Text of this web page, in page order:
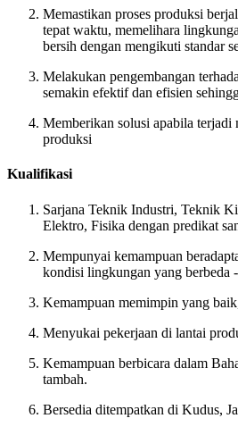
Memastikan proses produksi
tepat waktu, memelihara
bersih dengan mengikuti standar
Melakukan pengembangan
semakin efektif dan efisien
Memberikan solusi apabila terjadi
produksi
Kualifikasi
Sarjana Teknik Industri, Teknik
Elektro, Fisika dengan predikat
Mempunyai kemampuan
kondisi lingkungan yang berbeda
Kemampuan memimpin yang
Menyukai pekerjaan di lantai
Kemampuan berbicara dalam
tambah.
Bersedia ditempatkan di Kudus,